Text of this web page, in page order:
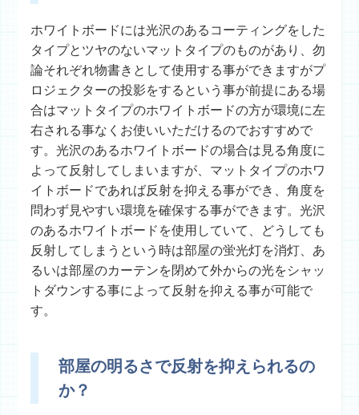
ホワイトボードには光沢のあるコーティングをした
タイプとツヤのないマットタイプのものがあり、勿
論それぞれ物書きとして使用する事ができますがプ
ロジェクターの投影をするという事が前提にある場
合はマットタイプのホワイトボードの方が環境に左
右される事なくお使いいただけるのでおすすめで
す。光沢のあるホワイトボードの場合は見る角度に
よって反射してしまいますが、マットタイプのホワ
イトボードであれば反射を抑える事ができ、角度を
問わず見やすい環境を確保する事ができます。光沢
のあるホワイトボードを使用していて、どうしても
反射してしまうという時は部屋の蛍光灯を消灯、あ
るいは部屋のカーテンを閉めて外からの光をシャッ
トダウンする事によって反射を抑える事が可能で
す。
部屋の明るさで反射を抑えられるの
か？